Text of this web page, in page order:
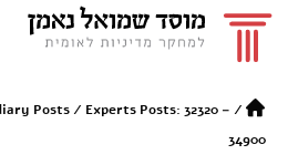
/
Posts/ Experts Posts: 32320 –
34900